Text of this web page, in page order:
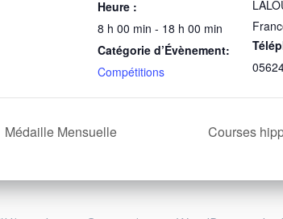
Heure :
8 h 00 min - 18 h 00 min
Catégorie d’Évènement:
Compétitions
Médaille Mensuelle Courses